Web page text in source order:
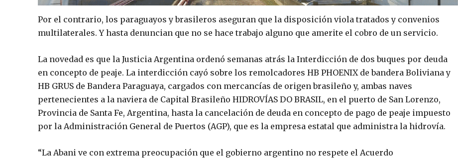
Por el contrario, los paraguayos y brasileros aseguran que la disposición viola tratados y convenios
multilaterales. Y hasta denuncian que no se hace trabajo alguno que amerite el cobro de un servicio.
La novedad es que la Justicia Argentina ordenó semanas atrás la Interdicción de dos buques por deuda
en concepto de peaje. La interdicción cayó sobre los remolcadores HB PHOENIX de bandera Boliviana y
HB GRUS de Bandera Paraguaya, cargados con mercancías de origen brasileño y, ambas naves
pertenecientes a la naviera de Capital Brasileño HIDROVÍAS DO BRASIL, en el puerto de San Lorenzo,
Provincia de Santa Fe, Argentina, hasta la cancelación de deuda en concepto de pago de peaje impuesto
por la Administración General de Puertos (AGP), que es la empresa estatal que administra la hidrovía.
“La Abani ve con extrema preocupación que el gobierno argentino no respete el Acuerdo